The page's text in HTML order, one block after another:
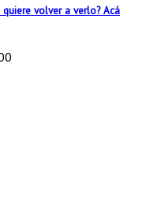
volver a verlo? Acá